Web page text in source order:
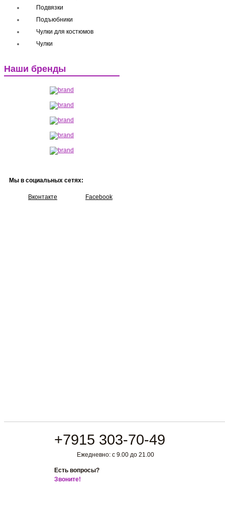
Подвязки
Подъюбники
Чулки для костюмов
Чулки
Наши бренды
Мы в социальных сетях:
Вконтакте Facebook
+7915 303-70-49
Ежедневно: с 9.00 до 21.00
Есть вопросы?
Звоните!